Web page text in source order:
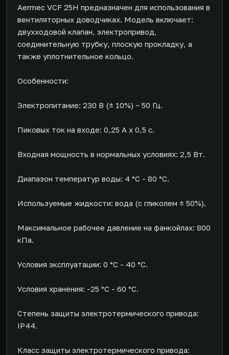
Aermec VCF 25H предназначен для использования в
вентиляторных доводчиках. Модель включает:
двухходовой клапан, электропривод,
соединительную трубку, плоскую прокладку, а
также уплотнительное кольцо.
Особенности:
Электропитание: 230 В (± 10%) ~ 50 Гц.
Пиковых ток на входе: 0,25 А х 0,5 с.
Входная мощность в нормальных условиях: 2,5 Вт.
Диапазон температур воды: 4 °C - 80 °C.
Используемые жидкости: вода (с гликолем ± 50%).
Максимальное рабочее давление на фанкойлах: 800
кПа.
Условия эксплуатации: 0 °C - 40 °C.
Условия хранения: -25 °С - 60 °С.
Степень защиты электротермического привода:
IP44.
Класс защиты электротермического привода: